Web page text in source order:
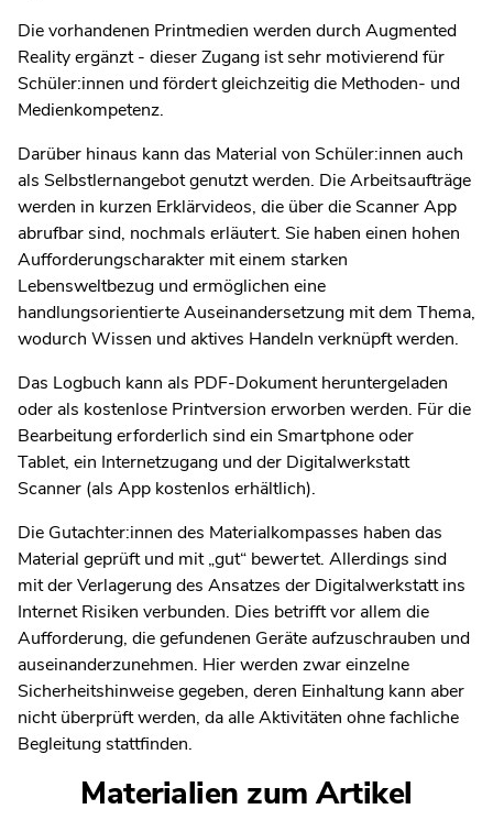
Die vorhandenen Printmedien werden durch Augmented
Reality ergänzt - dieser Zugang ist sehr motivierend für
Schüler:innen und fördert gleichzeitig die Methoden- und
Medienkompetenz.
Darüber hinaus kann das Material von Schüler:innen auch
als Selbstlernangebot genutzt werden. Die Arbeitsaufträge
werden in kurzen Erklärvideos, die über die Scanner App
abrufbar sind, nochmals erläutert. Sie haben einen hohen
Aufforderungscharakter mit einem starken
Lebensweltbezug und ermöglichen eine
handlungsorientierte Auseinandersetzung mit dem Thema,
wodurch Wissen und aktives Handeln verknüpft werden.
Das Logbuch kann als PDF-Dokument heruntergeladen
oder als kostenlose Printversion erworben werden. Für die
Bearbeitung erforderlich sind ein Smartphone oder
Tablet, ein Internetzugang und der Digitalwerkstatt
Scanner (als App kostenlos erhältlich).
Die Gutachter:innen des Materialkompasses haben das
Material geprüft und mit „gut“ bewertet. Allerdings sind
mit der Verlagerung des Ansatzes der Digitalwerkstatt ins
Internet Risiken verbunden. Dies betrifft vor allem die
Aufforderung, die gefundenen Geräte aufzuschrauben und
auseinanderzunehmen. Hier werden zwar einzelne
Sicherheitshinweise gegeben, deren Einhaltung kann aber
nicht überprüft werden, da alle Aktivitäten ohne fachliche
Begleitung stattfinden.
Materialien zum Artikel